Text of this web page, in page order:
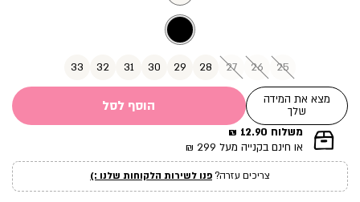
25
26
27
28
29
30
31
32
33
מצא את המידה
שלך
הוסף לסל
|
תומך
עמוד
מוצר
משלוח 12.90 ₪
או חינם בקנייה מעל 299 ₪
צריכים עזרה?פנו לשירות הלקוחות שלנו :)